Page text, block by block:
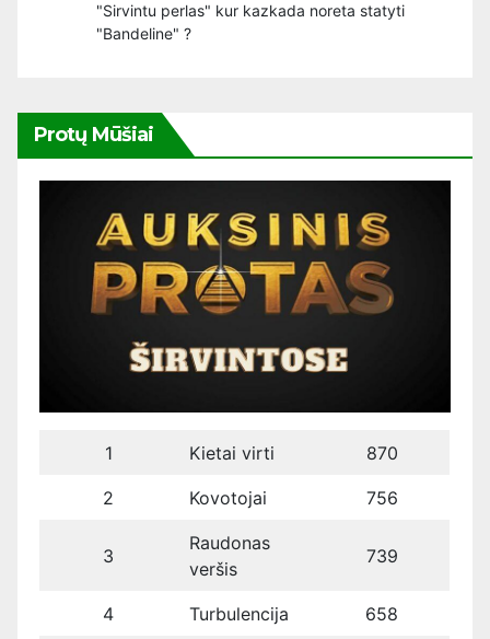
"Sirvintu perlas" kur kazkada noreta statyti
"Bandeline" ?
Protų Mūšiai
1 Kietai virti 870
2 Kovotojai 756
3
Raudonas
veršis
739
4 Turbulencija 658